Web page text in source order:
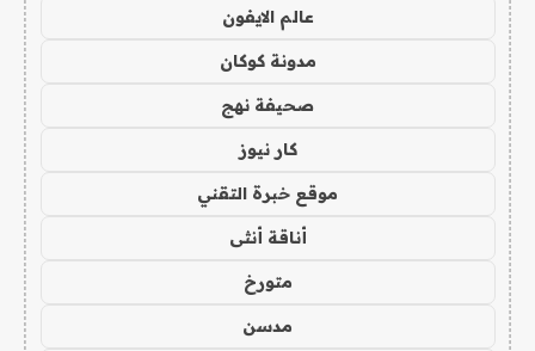
عالم الايفون
مدونة كوكان
صحيفة نهج
كار نيوز
موقع خبرة التقني
أناقة أنثى
متورخ
مدسن